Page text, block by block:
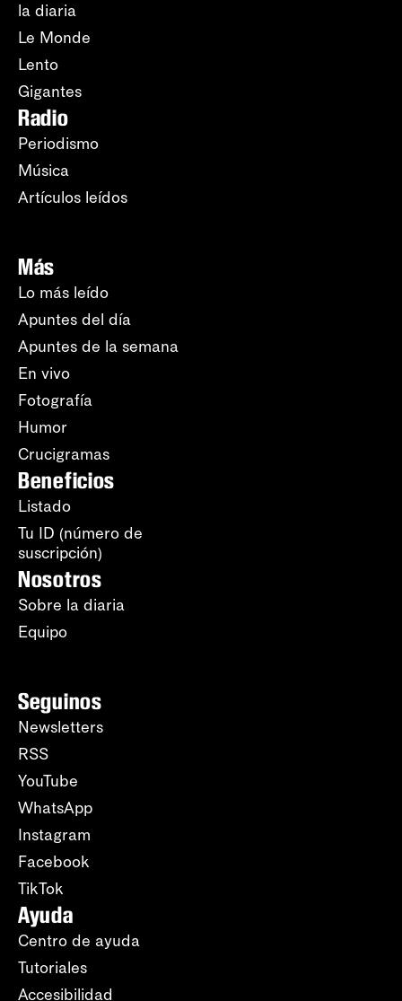
la diaria
Le Monde
Lento
Gigantes
Radio
Periodismo
Música
Artículos leídos
Más
Lo más leído
Apuntes del día
Apuntes de la semana
En vivo
Fotografía
Humor
Crucigramas
Beneficios
Listado
Tu ID (número de
suscripción)
Nosotros
Sobre la diaria
Equipo
Seguinos
Newsletters
RSS
YouTube
WhatsApp
Instagram
Facebook
TikTok
Ayuda
Centro de ayuda
Tutoriales
Accesibilidad